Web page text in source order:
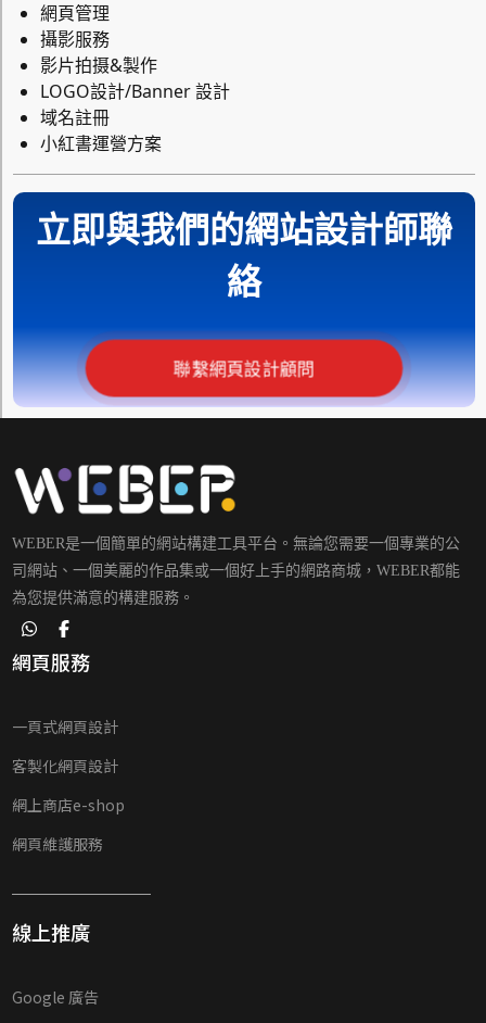
網頁管理
攝影服務
影片拍摄&製作
LOGO設計/Banner 設計
域名註冊
小紅書運營方案
立即與我們的網站設計師聯
絡
聯繫網頁設計顧問
WEBER是一個簡單的網站構建工具平台。無論您需要一個專業的公
司網站、一個美麗的作品集或一個好上手的網路商城，WEBER都能
為您提供滿意的構建服務。
網頁服務
一頁式網頁設計
客製化網頁設計
網上商店e-shop
網頁維護服務
線上推廣
Google 廣告